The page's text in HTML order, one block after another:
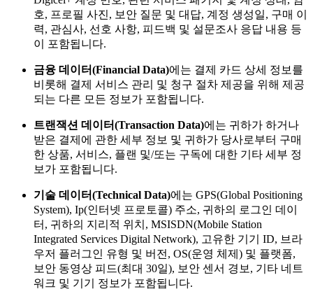
호, 프로필 사진, 보안 질문 및 대답, 계정 생성일, 구매 이
력, 관심사, 선호 사항, 피드백 및 설문조사 응답 내용 등
이 포함됩니다.
금융 데이터(Financial Data)에는 결제 카드 상세 정보를
비롯해 결제 서비스 관리 및 청구 절차 제공을 위해 제공
되는 다른 모든 정보가 포함됩니다.
트랜잭션 데이터(Transaction Data)에는 귀하가 하거나
받은 결제에 관한 세부 정보 및 귀하가 당사로부터 구매
한 상품, 서비스, 플랜 및/또는 구독에 대한 기타 세부 정
보가 포함됩니다.
기술 데이터(Technical Data)에는 GPS(Global Positioning
System), Ip(인터넷 프로토콜) 주소, 귀하의 로그인 데이
터, 귀하의 지리적 위치, MSISDN(Mobile Station
Integrated Services Digital Network), 고유한 기기 ID, 브라
우저 플러그인 유형 및 버전, OS(운영 체제) 및 플랫폼,
보안 동영상 피드(최대 30일), 보안 센서 경보, 기타 네트
워크 및 기기 정보가 포함됩니다.